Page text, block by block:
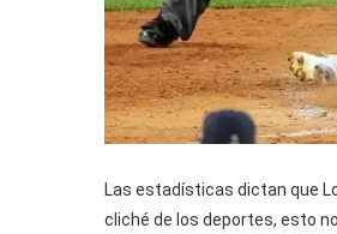
Las estadísticas dictan que
cliché de los deportes, esto